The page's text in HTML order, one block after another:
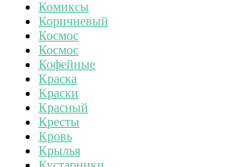
Комиксы
Коричневый
Космос
Космос
Кофейные
Краска
Краски
Красный
Кресты
Кровь
Крылья